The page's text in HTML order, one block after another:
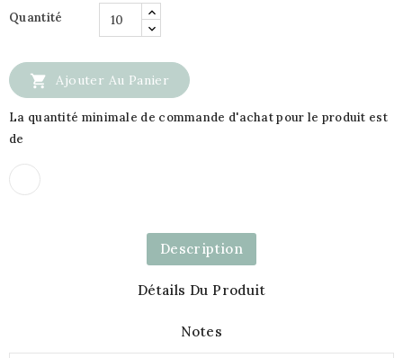
Quantité
 Ajouter Au Panier
La quantité minimale de commande d'achat pour le produit est
de
Description
Détails Du Produit
Notes